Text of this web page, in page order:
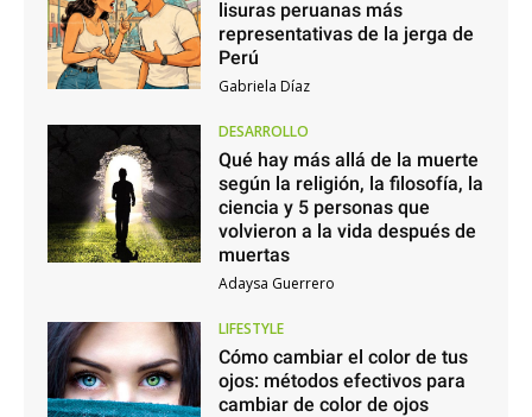
lisuras peruanas más
representativas de la jerga de
Perú
Gabriela Díaz
DESARROLLO
Qué hay más allá de la muerte
según la religión, la filosofía, la
ciencia y 5 personas que
volvieron a la vida después de
muertas
Adaysa Guerrero
LIFESTYLE
Cómo cambiar el color de tus
ojos: métodos efectivos para
cambiar de color de ojos